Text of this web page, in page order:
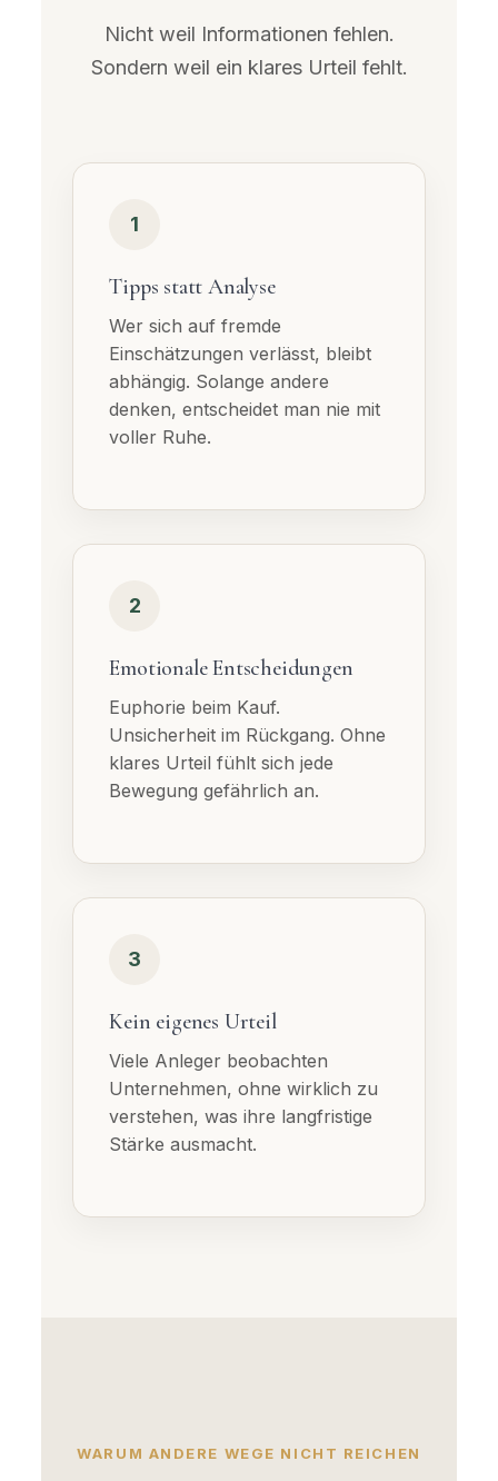
Nicht weil Informationen fehlen.
Sondern weil ein klares Urteil fehlt.
1
Tipps statt Analyse
Wer sich auf fremde
Einschätzungen verlässt, bleibt
abhängig. Solange andere
denken, entscheidet man nie mit
voller Ruhe.
2
Emotionale Entscheidungen
Euphorie beim Kauf.
Unsicherheit im Rückgang. Ohne
klares Urteil fühlt sich jede
Bewegung gefährlich an.
3
Kein eigenes Urteil
Viele Anleger beobachten
Unternehmen, ohne wirklich zu
verstehen, was ihre langfristige
Stärke ausmacht.
WARUM ANDERE WEGE NICHT REICHEN